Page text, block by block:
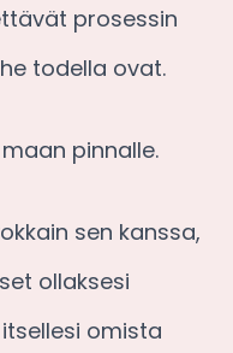
prosessin
todella ovat.
pinnalle.
sen kanssa,
ollaksesi
omista